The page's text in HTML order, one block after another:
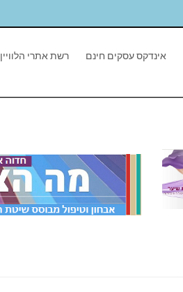
אינדקס עסקים חינם רשת אתרי הלוויין